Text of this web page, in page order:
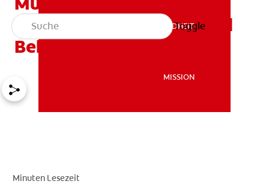
MISSION
MUNDGESUNDHEIT
MISSION
Toggle
Ursachen, Symptome und
Behandlung
Minuten Lesezeit